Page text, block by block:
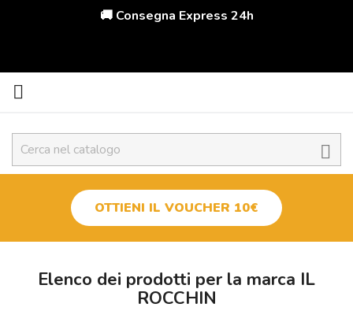
🚚 Consegna Express 24h


OTTIENI IL VOUCHER 10€
Elenco dei prodotti per la marca IL
ROCCHIN